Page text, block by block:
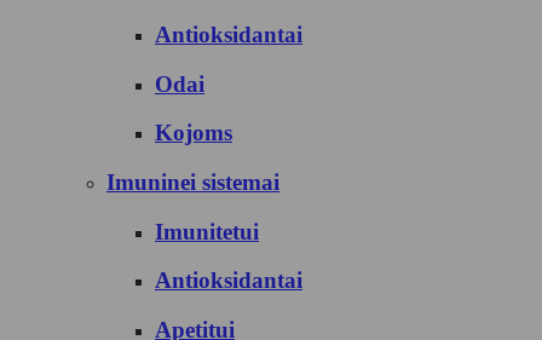
Antioksidantai
Odai
Kojoms
Imuninei sistemai
Imunitetui
Antioksidantai
Apetitui